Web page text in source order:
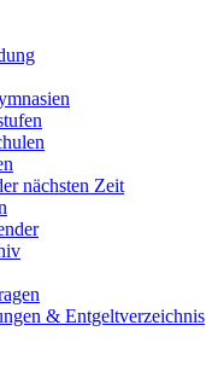
nächsten Zeit
& Entgeltverzeichnis